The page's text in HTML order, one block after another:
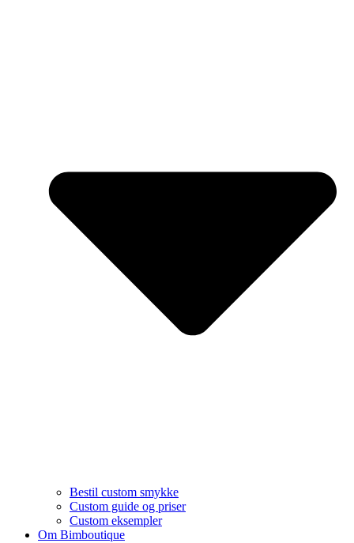
Bestil custom smykke
Custom guide og priser
Custom eksempler
Om Bimboutique